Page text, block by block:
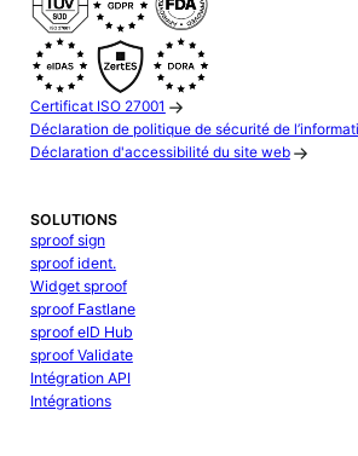
Certificat ISO 27001
Déclaration de politique de sécurité de
Déclaration d'accessibilité du site web
SOLUTIONS
sproof sign
sproof ident.
Widget sproof
sproof Fastlane
sproof eID Hub
sproof Validate
Intégration API
Intégrations